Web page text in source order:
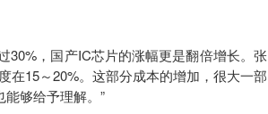
30%，国产IC芯片的涨幅更是翻倍增长。张
在15～20%。这部分成本的增加，很大一部
够给予理解。”